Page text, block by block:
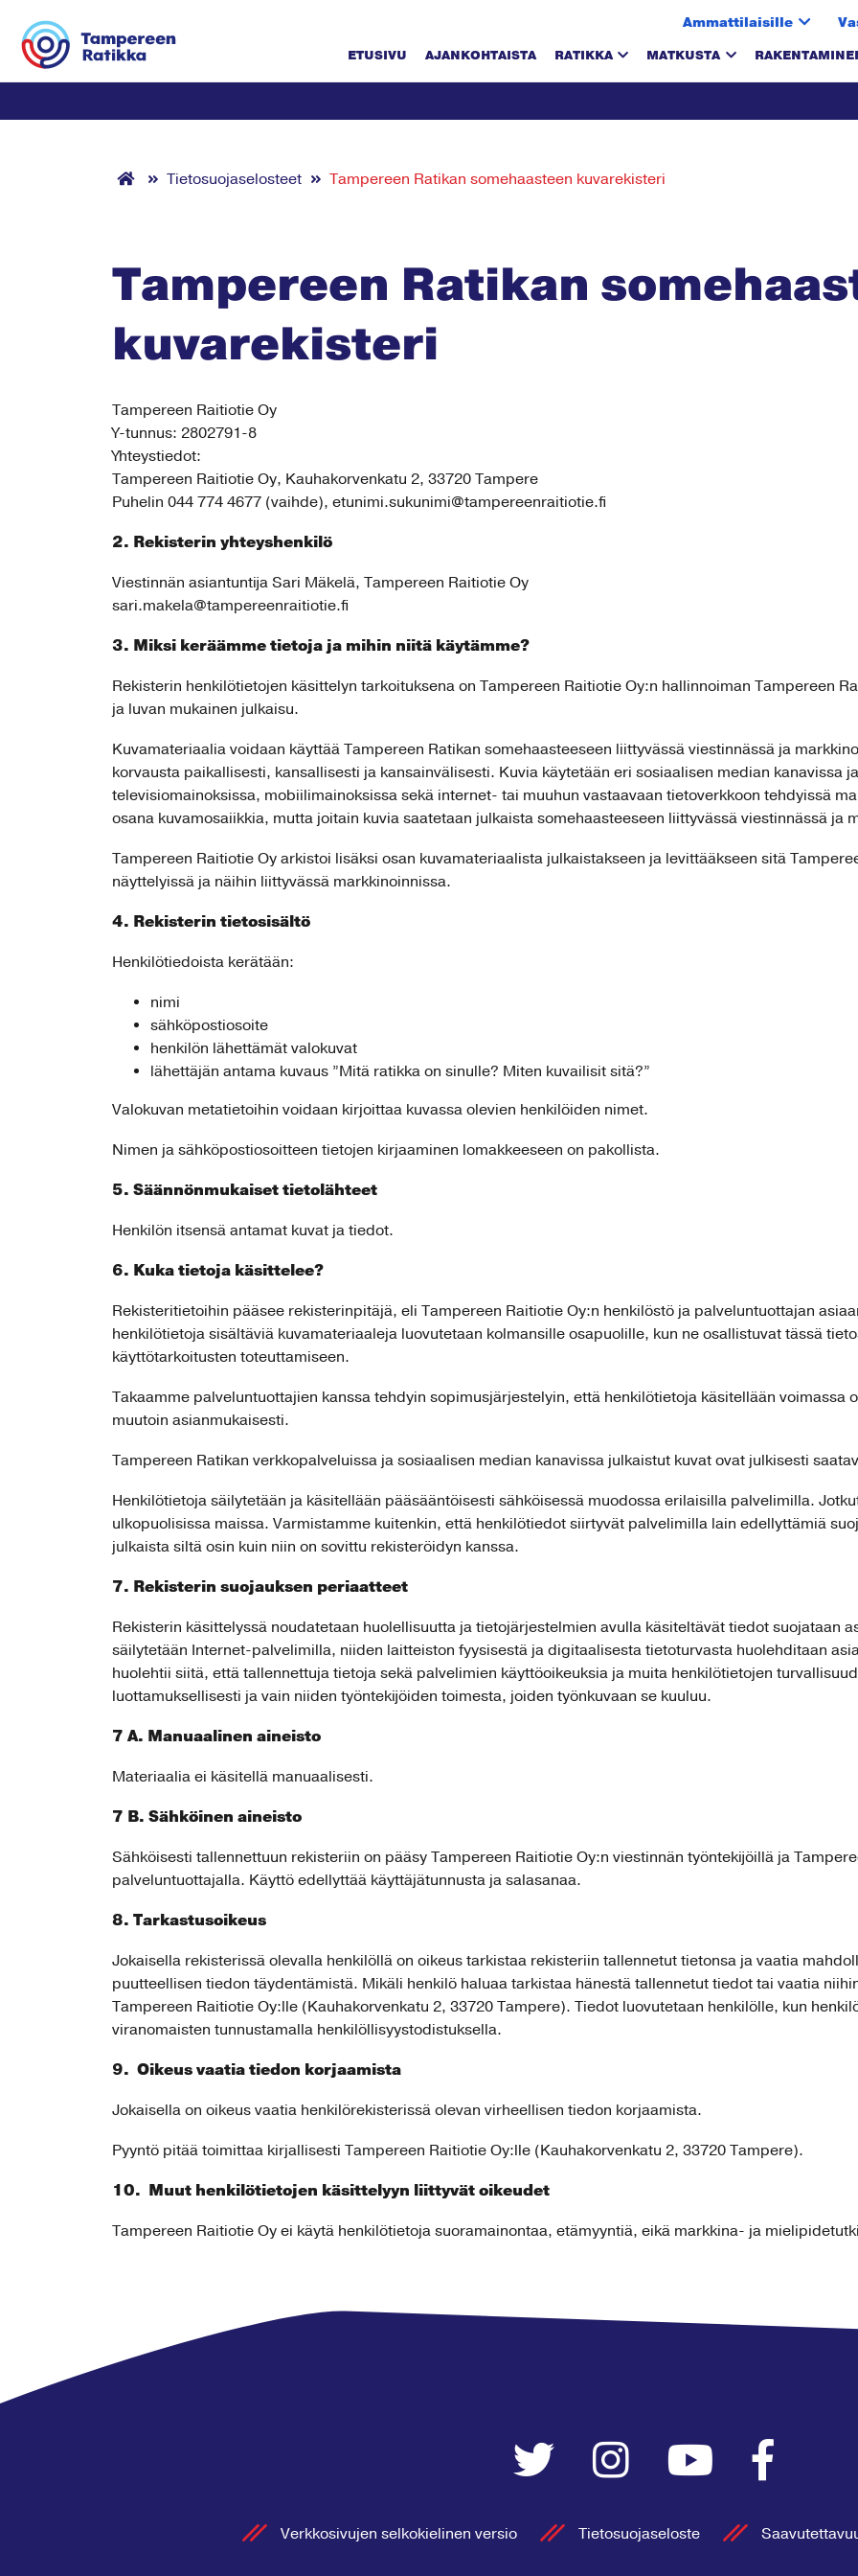
Ammattilaisille
ETUSIVU AJANKOHTAISTA RATIKKA MATKUSTA
Tietosuojaselosteet Tampereen Ratikan somehaasteen kuvarekisteri
Tampereen Ratikan
kuvarekisteri
Tampereen Raitiotie Oy
Y-tunnus: 2802791-8
Yhteystiedot:
Tampereen Raitiotie Oy, Kauhakorvenkatu 2, 33720 Tampere
Puhelin 044 774 4677 (vaihde), etunimi.sukunimi@tampereenraitiotie.fi
2. Rekisterin yhteyshenkilö
Viestinnän asiantuntija Sari Mäkelä, Tampereen Raitiotie Oy
sari.makela@tampereenraitiotie.fi
3. Miksi keräämme tietoja ja mihin niitä käytämme?
Rekisterin henkilötietojen käsittelyn tarkoituksena on Tampereen Raitiotie Oy:n hallinnoiman Tampereen
ja luvan mukainen julkaisu.
Kuvamateriaalia voidaan käyttää Tampereen Ratikan somehaasteeseen liittyvässä viestinnässä ja
korvausta paikallisesti, kansallisesti ja kansainvälisesti. Kuvia käytetään eri sosiaalisen median kanavissa
televisiomainoksissa, mobiilimainoksissa sekä internet- tai muuhun vastaavaan tietoverkkoon tehdyissä
osana kuvamosaiikkia, mutta joitain kuvia saatetaan julkaista somehaasteeseen liittyvässä viestinnässä ja
Tampereen Raitiotie Oy arkistoi lisäksi osan kuvamateriaalista julkaistakseen ja levittääkseen sitä
näyttelyissä ja näihin liittyvässä markkinoinnissa.
4. Rekisterin tietosisältö
Henkilötiedoista kerätään:
nimi
sähköpostiosoite
henkilön lähettämät valokuvat
lähettäjän antama kuvaus ”Mitä ratikka on sinulle? Miten kuvailisit sitä?”
Valokuvan metatietoihin voidaan kirjoittaa kuvassa olevien henkilöiden nimet.
Nimen ja sähköpostiosoitteen tietojen kirjaaminen lomakkeeseen on pakollista.
5. Säännönmukaiset tietolähteet
Henkilön itsensä antamat kuvat ja tiedot.
6. Kuka tietoja käsittelee?
Rekisteritietoihin pääsee rekisterinpitäjä, eli Tampereen Raitiotie Oy:n henkilöstö ja palveluntuottajan
henkilötietoja sisältäviä kuvamateriaaleja luovutetaan kolmansille osapuolille, kun ne osallistuvat tässä
käyttötarkoitusten toteuttamiseen.
Takaamme palveluntuottajien kanssa tehdyin sopimusjärjestelyin, että henkilötietoja käsitellään voimassa
muutoin asianmukaisesti.
Tampereen Ratikan verkkopalveluissa ja sosiaalisen median kanavissa julkaistut kuvat ovat julkisesti
Henkilötietoja säilytetään ja käsitellään pääsääntöisesti sähköisessä muodossa erilaisilla palvelimilla.
ulkopuolisissa maissa. Varmistamme kuitenkin, että henkilötiedot siirtyvät palvelimilla lain edellyttämiä
julkaista siltä osin kuin niin on sovittu rekisteröidyn kanssa.
7. Rekisterin suojauksen periaatteet
Rekisterin käsittelyssä noudatetaan huolellisuutta ja tietojärjestelmien avulla käsiteltävät tiedot suojataan
säilytetään Internet-palvelimilla, niiden laitteiston fyysisestä ja digitaalisesta tietoturvasta huolehditaan
huolehtii siitä, että tallennettuja tietoja sekä palvelimien käyttöoikeuksia ja muita henkilötietojen
luottamuksellisesti ja vain niiden työntekijöiden toimesta, joiden työnkuvaan se kuuluu.
7 A. Manuaalinen aineisto
Materiaalia ei käsitellä manuaalisesti.
7 B. Sähköinen aineisto
Sähköisesti tallennettuun rekisteriin on pääsy Tampereen Raitiotie Oy:n viestinnän työntekijöillä ja
palveluntuottajalla. Käyttö edellyttää käyttäjätunnusta ja salasanaa.
8. Tarkastusoikeus
Jokaisella rekisterissä olevalla henkilöllä on oikeus tarkistaa rekisteriin tallennetut tietonsa ja vaatia
puutteellisen tiedon täydentämistä. Mikäli henkilö haluaa tarkistaa hänestä tallennetut tiedot tai vaatia
Tampereen Raitiotie Oy:lle (Kauhakorvenkatu 2, 33720 Tampere). Tiedot luovutetaan henkilölle, kun
viranomaisten tunnustamalla henkilöllisyystodistuksella.
9. Oikeus vaatia tiedon korjaamista
Jokaisella on oikeus vaatia henkilörekisterissä olevan virheellisen tiedon korjaamista.
Pyyntö pitää toimittaa kirjallisesti Tampereen Raitiotie Oy:lle (Kauhakorvenkatu 2, 33720 Tampere).
10. Muut henkilötietojen käsittelyyn liittyvät oikeudet
Tampereen Raitiotie Oy ei käytä henkilötietoja suoramainontaa, etämyyntiä, eikä markkina- ja
Verkkosivujen selkokielinen versio Tietosuojaseloste